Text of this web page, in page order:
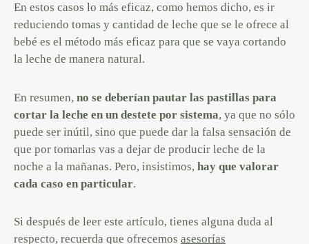
En estos casos lo más eficaz, como hemos dicho, es ir
reduciendo tomas y cantidad de leche que se le ofrece al
bebé es el método más eficaz para que se vaya cortando
la leche de manera natural.
En resumen, no se deberían pautar las pastillas para
cortar la leche en un destete por sistema, ya que no sólo
puede ser inútil, sino que puede dar la falsa sensación de
que por tomarlas vas a dejar de producir leche de la
noche a la mañanas. Pero, insistimos, hay que valorar
cada caso en particular.
Si después de leer este artículo, tienes alguna duda al
respecto, recuerda que ofrecemos asesorías